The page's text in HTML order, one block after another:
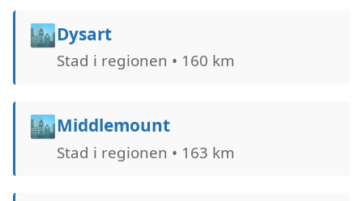
🏙️Dysart
Stad i regionen • 160 km
🏙️Middlemount
Stad i regionen • 163 km